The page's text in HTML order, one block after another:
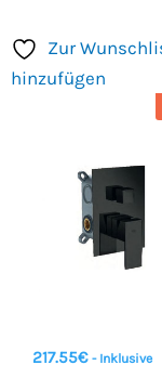
Zur
hinzufügen
217.55€ - Inklusive